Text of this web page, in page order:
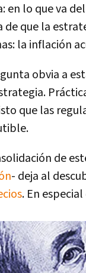
en lo que va
de que la
la inflación
obvia a
que las
de
- deja al
. En